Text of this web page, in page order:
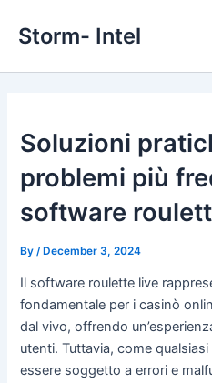
Storm- Intel
Soluzioni
problemi più
software
By /December 3, 2024
Il software roulette live
fondamentale per i casinò
dal vivo, offrendo
utenti. Tuttavia, come
essere soggetto a errori e